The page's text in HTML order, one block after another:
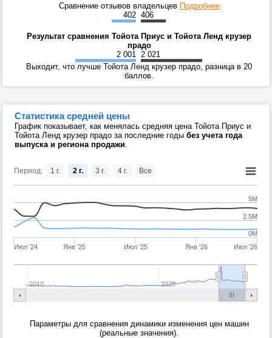
Сравнение отзывов владельцев Подробнее
402 406
Результат сравнения Тойота Приус и Тойота Ленд крузер
прадо
2 001
2 021
Выходит, что лучше Тойота Ленд крузер прадо, разница в 20
баллов.
Статистика средней цены
График показывает, как менялась средняя цена Тойота Приус и
Тойота Ленд крузер прадо за последние годы без учета года
выпуска и региона продажи
Период:
Июл '24 Янв '25 Июл '25 Янв '26 Июл '26
2010 2020
0M
5M
2.5M
1 г. 2 г. 3 г. 4 г. Все
Параметры для сравнения динамики изменения цен машин
(реальные значения).